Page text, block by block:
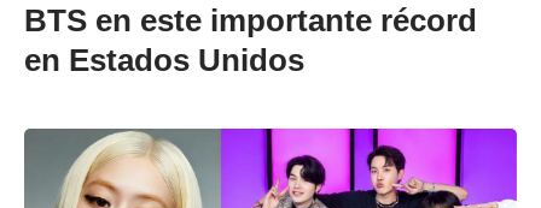
BTS en este importante récord
en Estados Unidos